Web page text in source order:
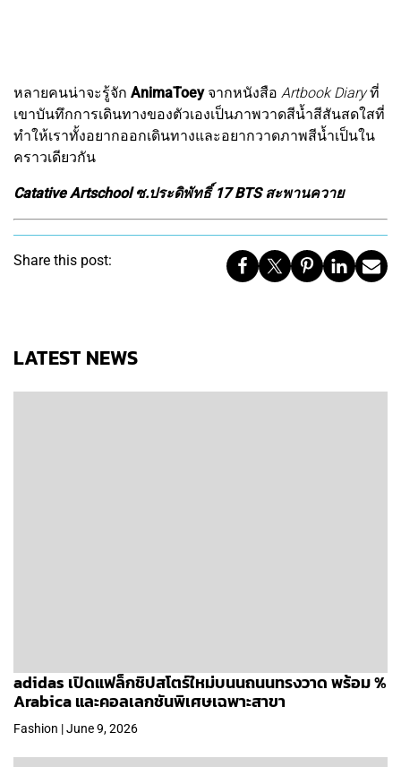
หลายคนน่าจะรู้จัก AnimaToeyจากหนังสือ Artbook Diaryที่
เขาบันทึกการเดินทางของตัวเองเป็นภาพวาดสีน้ำสีสันสดใสที่
ทำให้เราทั้งอยากออกเดินทางและอยากวาดภาพสีน้ำเป็นใน
คราวเดียวกัน
Catative Artschool ซ.ประดิพัทธิ์ 17 BTS สะพานควาย
Share this post:
LATEST NEWS
adidas เปิดแฟล็กชิปสโตร์ใหม่บนนถนนทรงวาด พร้อม %
Arabica และคอลเลกชันพิเศษเฉพาะสาขา
Fashion | June 9, 2026